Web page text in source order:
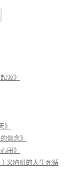
源》
信念》
田》
义陷阱的人生死循